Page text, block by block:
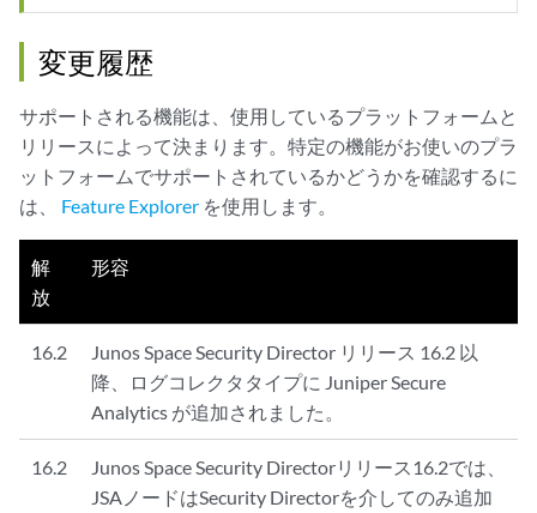
変更履歴
サポートされる機能は、使用しているプラットフォームと
リリースによって決まります。特定の機能がお使いのプラ
ットフォームでサポートされているかどうかを確認するに
は、 Feature Explorer を使用します。
解
放
形容
16.2
Junos Space Security Director リリース 16.2 以
降、ログコレクタタイプに Juniper Secure
Analytics が追加されました。
16.2
Junos Space Security Directorリリース16.2では、
JSAノードはSecurity Directorを介してのみ追加